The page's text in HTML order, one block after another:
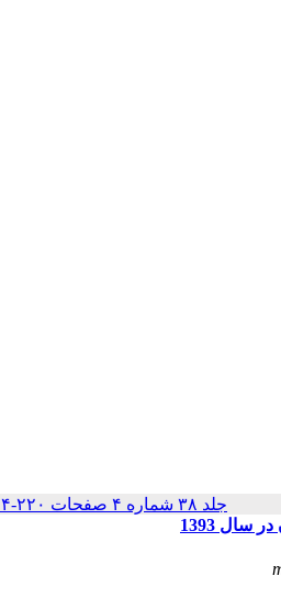
جلد ۳۸ شماره ۴ صفحات ۲۲۰-۲۱۴
1393